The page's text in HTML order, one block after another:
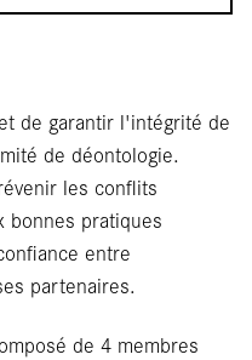
de garantir l'intégrité de
de déontologie.
les conflits
pratiques
entre
partenaires.
de 4 membres